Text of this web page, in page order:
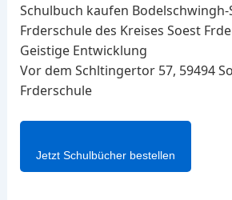
Schulbuch kaufen Bodelschwingh-
Frderschule des Kreises Soest
Geistige Entwicklung
Vor dem Schltingertor 57, 59494
Frderschule
Jetzt Schulbücher bestellen